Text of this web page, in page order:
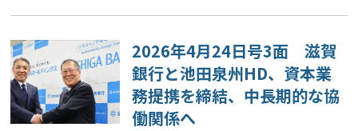
2026年4月24日号3面 滋賀
銀行と池田泉州HD、資本業
務提携を締結、中長期的な協
働関係へ